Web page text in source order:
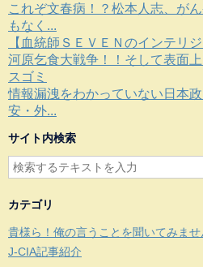
これぞ文春病！？松本人志、が
もなく...
【血統師ＳＥＶＥＮのインテリ
河原乞食大戦争！！そして表面
スゴミ
情報漏洩をわかっていない日本
安・外...
サイト内検索
カテゴリ
貴様ら！俺の言うことを聞いてみませ
J-CIA記事紹介